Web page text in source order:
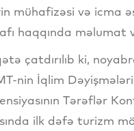
mühafizəsi və icma
haqqında məlumat
çatdırılıb ki,
nin İqlim
Tərəflər
ilk dəfə turizm